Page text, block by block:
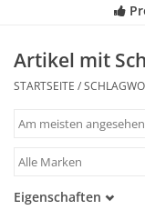
Kräuter
Für Kinder
Geschenkideen
Artikel mit
STARTSEITE /
Eigenschaften